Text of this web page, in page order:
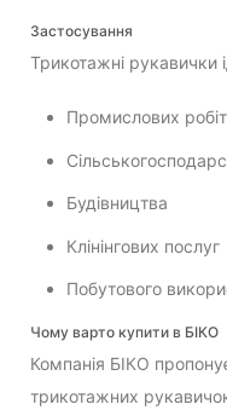
Застосування
Трикотажні рукавички
Промислових робіт
Будівництва
Клінінгових послуг
Побутового
Чому варто купити в БІКО
Компанія БІКО
трикотажних